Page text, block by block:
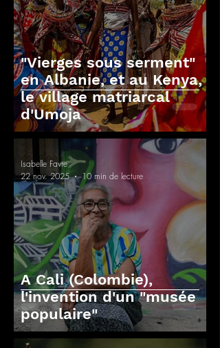
"Vierges sous serment"
en Albanie, et au Kenya,
le village matriarcal
d'Umoja
A Cali (Colombie),
l'invention d'un "musée
populaire"
Isabelle Favre
22 nov. 2025
10 min de lecture